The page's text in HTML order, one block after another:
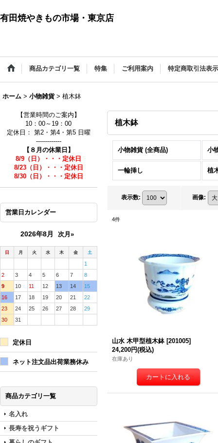
有田焼やきもの市場・東京店
商品カテゴリ一覧 特集 ご利用案内 特定商取引法表示
ホーム > 小物雑貨 > 植木鉢
【営業時間のご案内】
10：00～19：00
定休日： 第2・第4・第5 日曜
-------------
【８月の休業日】
8/9（日）・・・定休日
8/23（日）・・・定休日
8/30（日）・・・定休日
営業日カレンダー
2026年8月 次月»
日 月 火 水 木 金 土
1
2
3 4 5 6 7
8
9
10 11 12 13 14
15
16
17 18 19 20 21
22
23
24 25 26 27 28
29
30
31
定休日
ネット注文品出荷業務休み
商品カテゴリ一覧
名入れ
長寿を祝うギフト
植木鉢
小物雑貨 (全商品) 小
一輪挿し 植
表示数: 画像:
4件
山水 木甲型植木鉢 [201005]
24,200円(税込)
在庫あり